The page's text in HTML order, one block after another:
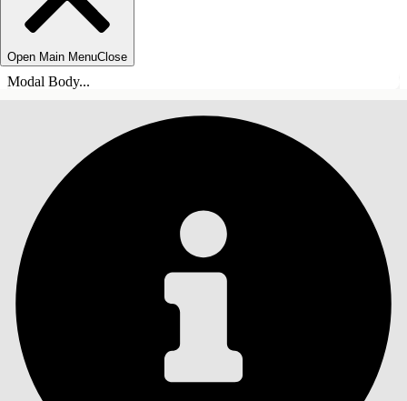
Open Main MenuClose
Modal Body...
INDHOLD